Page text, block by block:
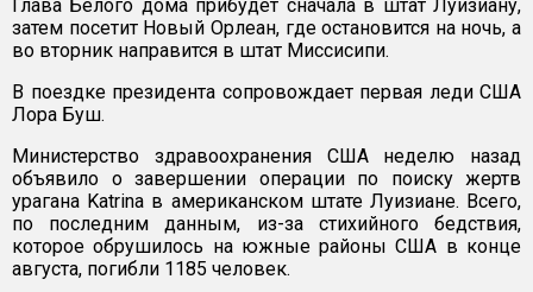
Глава Белого дома прибудет сначала в штат Луизиану,
затем посетит Новый Орлеан, где остановится на ночь, а
во вторник направится в штат Миссисипи.
В поездке президента сопровождает первая леди США
Лора Буш.
Министерство здравоохранения США неделю назад
объявило о завершении операции по поиску жертв
урагана Katrina в американском штате Луизиане. Всего,
по последним данным, из-за стихийного бедствия,
которое обрушилось на южные районы США в конце
августа, погибли 1185 человек.